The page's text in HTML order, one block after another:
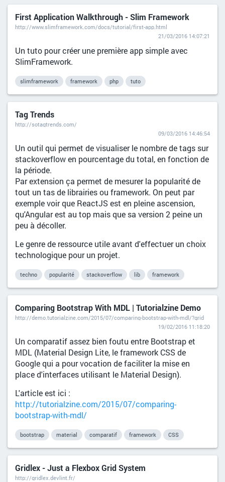
First Application Walkthrough - Slim Framework
http://www.slimframework.com/docs/tutorial/first-app.html
21/03/2016 14:07:21
Un tuto pour créer une première app simple avec
SlimFramework.
slimframework framework php tuto
Tag Trends
http://sotagtrends.com/
09/03/2016 14:46:54
Un outil qui permet de visualiser le nombre de tags sur
stackoverflow en pourcentage du total, en fonction de
la période.
Par extension ça permet de mesurer la popularité de
tout un tas de librairies ou framework. On peut par
exemple voir que ReactJS est en pleine ascension,
qu'Angular est au top mais que sa version 2 peine un
peu à décoller.
Le genre de ressource utile avant d'effectuer un choix
technologique pour un projet.
techno popularité stackoverflow lib framework
Comparing Bootstrap With MDL | Tutorialzine Demo
http://demo.tutorialzine.com/2015/07/comparing-bootstrap-with-mdl/?grid
19/02/2016 11:18:20
Un comparatif assez bien foutu entre Bootstrap et
MDL (Material Design Lite, le framework CSS de
Google qui a pour vocation de faciliter la mise en
place d'interfaces utilisant le Material Design).
L'article est ici :
http://tutorialzine.com/2015/07/comparing-
bootstrap-with-mdl/
bootstrap material comparatif framework CSS
Gridlex - Just a Flexbox Grid System
http://gridlex.devlint.fr/